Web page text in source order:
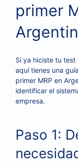
primer
Si ya hiciste tu test
aquí tienes una
primer MRP en
identificar el
empresa.
Paso 1: